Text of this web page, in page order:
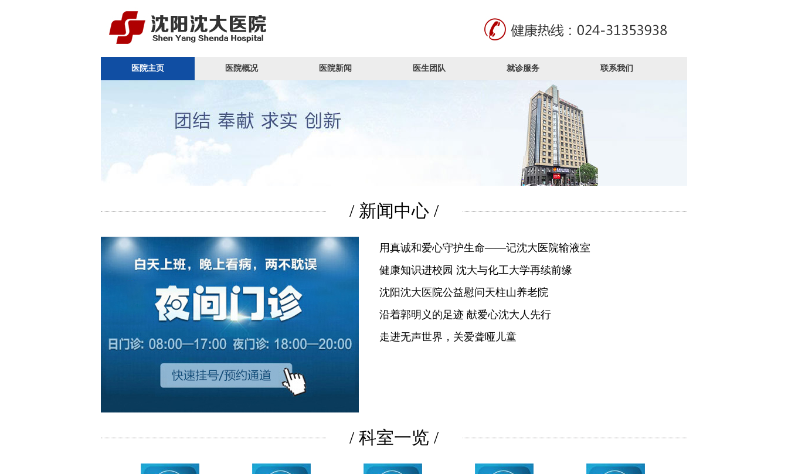
医院主页 医院概况 医院新闻 医生团队 就诊服务 联系我们
/ 新闻中心 /
用真诚和爱心守护生命——记沈大医院输液室
健康知识进校园 沈大与化工大学再续前缘
沈阳沈大医院公益慰问天柱山养老院
沿着郭明义的足迹 献爱心沈大人先行
走进无声世界，关爱聋哑儿童
/ 科室一览 /